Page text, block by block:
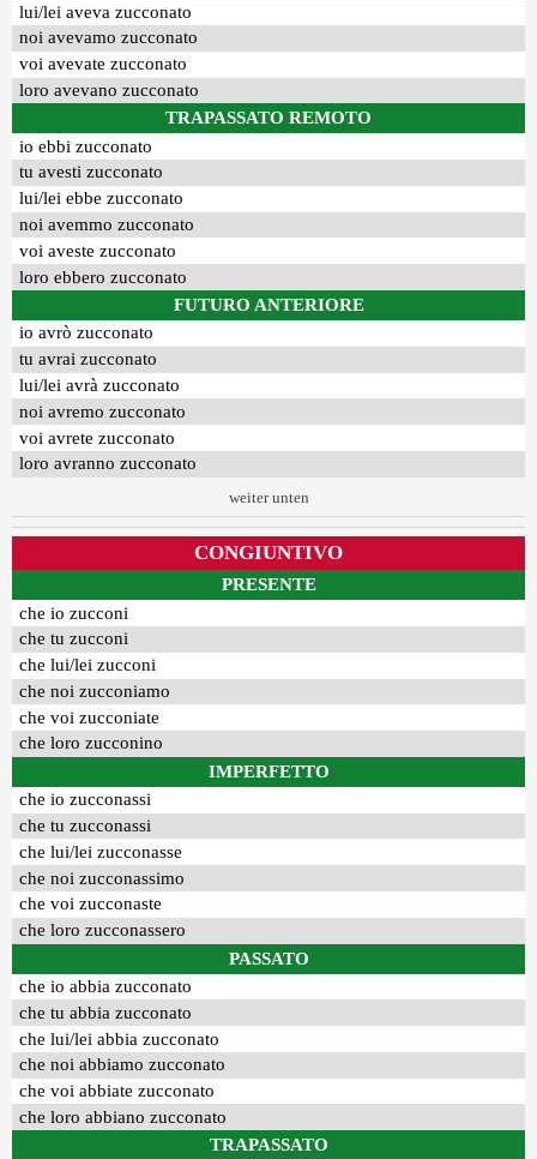
lui/lei aveva zucconato
noi avevamo zucconato
voi avevate zucconato
loro avevano zucconato
TRAPASSATO REMOTO
io ebbi zucconato
tu avesti zucconato
lui/lei ebbe zucconato
noi avemmo zucconato
voi aveste zucconato
loro ebbero zucconato
FUTURO ANTERIORE
io avrò zucconato
tu avrai zucconato
lui/lei avrà zucconato
noi avremo zucconato
voi avrete zucconato
loro avranno zucconato
weiter unten
CONGIUNTIVO
PRESENTE
che io zucconi
che tu zucconi
che lui/lei zucconi
che noi zucconiamo
che voi zucconiate
che loro zucconino
IMPERFETTO
che io zucconassi
che tu zucconassi
che lui/lei zucconasse
che noi zucconassimo
che voi zucconaste
che loro zucconassero
PASSATO
che io abbia zucconato
che tu abbia zucconato
che lui/lei abbia zucconato
che noi abbiamo zucconato
che voi abbiate zucconato
che loro abbiano zucconato
TRAPASSATO